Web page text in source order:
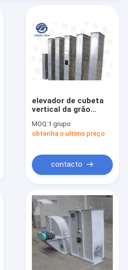
elevador de cubeta
vertical da grão
a produção 3KW da
alimentação
MOQ:1 grupo
obtenha o ultimo preço
contacto